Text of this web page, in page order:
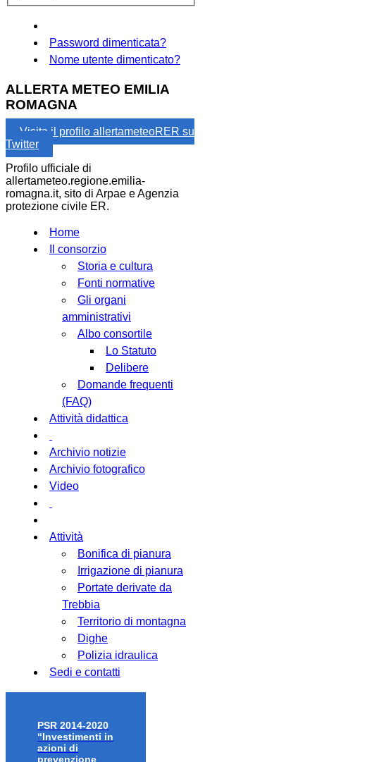
Password dimenticata?
Nome utente dimenticato?
ALLERTA METEO EMILIA
ROMAGNA
Visita il profilo allertameteoRER su
Twitter
Profilo ufficiale di
allertameteo.regione.emilia-
romagna.it, sito di Arpae e Agenzia
protezione civile ER.
Home
Il consorzio
Storia e cultura
Fonti normative
Gli organi
amministrativi
Albo consortile
Lo Statuto
Delibere
Domande frequenti
(FAQ)
Attività didattica
Archivio notizie
Archivio fotografico
Video
Attività
Bonifica di pianura
Irrigazione di pianura
Portate derivate da
Trebbia
Territorio di montagna
Dighe
Polizia idraulica
Sedi e contatti
PSR 2014-2020
“Investimenti in
azioni di
prevenzione